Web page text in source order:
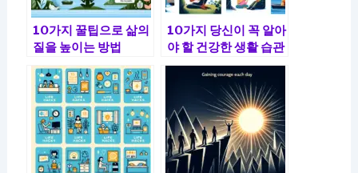
10가지 꿀팁으로 삶의
질을 높이는 방법
10가지 당신이 꼭 알아
야 할 건강한 생활 습관